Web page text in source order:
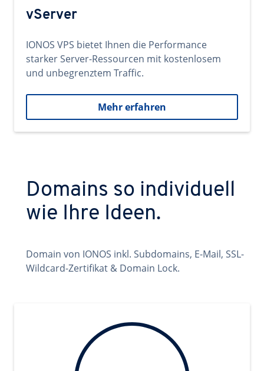
vServer
IONOS VPS bietet Ihnen die Performance
starker Server-Ressourcen mit kostenlosem
und unbegrenztem Traffic.
Mehr erfahren
Domains so individuell
wie Ihre Ideen.
Domain von IONOS inkl. Subdomains, E-Mail, SSL-
Wildcard-Zertifikat & Domain Lock.